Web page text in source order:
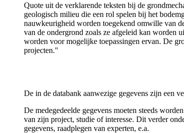
Quote uit de verklarende teksten bij de
geologisch milieu die een rol spelen bij het
nauwkeurigheid worden toegekend omwille van
van de ondergrond zoals ze afgeleid kan worden
worden voor mogelijke toepassingen ervan. De
projecten."
De in de databank aanwezige gegevens zijn een
De medegedeelde gegevens moeten steeds
van zijn project, studie of interesse. Dit verder
gegevens, raadplegen van experten, e.a.